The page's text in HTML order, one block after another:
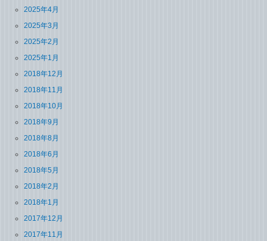
2025年4月
2025年3月
2025年2月
2025年1月
2018年12月
2018年11月
2018年10月
2018年9月
2018年8月
2018年6月
2018年5月
2018年2月
2018年1月
2017年12月
2017年11月